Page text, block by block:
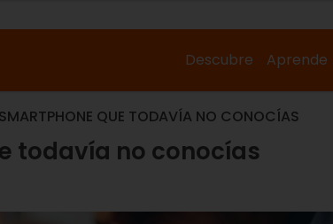
Descubre Aprende
QUE TODAVÍA NO CONOCÍAS
todavía no conocías